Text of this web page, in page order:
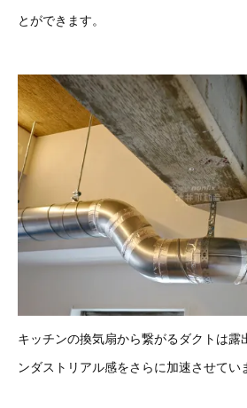
とができます。
キッチンの換気扇から繋がるダクトは露
ンダストリアル感をさらに加速させてい